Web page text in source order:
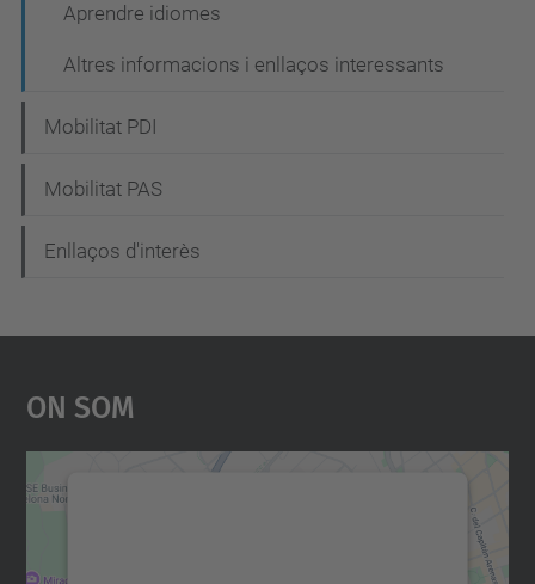
Aprendre idiomes
Altres informacions i enllaços interessants
Mobilitat PDI
Mobilitat PAS
Enllaços d'interès
On Som